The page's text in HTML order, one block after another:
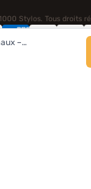
Stylos. Tous droits
–…